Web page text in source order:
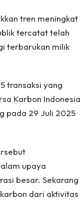
tren meningkat
tercatat telah
terbarukan milik
transaksi yang
Karbon Indonesia
pada 29 Juli 2025
upaya
besar. Sekarang
dari aktivitas